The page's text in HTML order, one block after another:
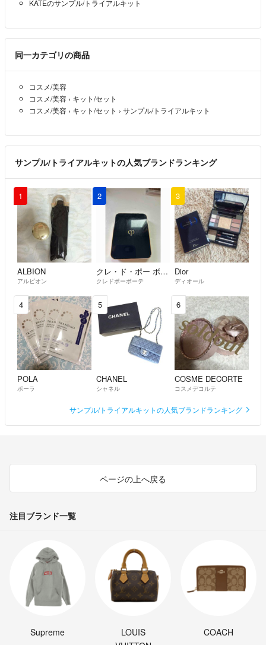
腹立たしくもあります。
小さい子供がいます、仕事してます、等の忙しさを理由に連絡ができな
いと書かれる方がおられます。それは大事な事で子供、仕事、家事等最
優先で当たり前です。
しかしながら、取引上、購入されたのなら一言のご連絡は出来ないもの
でしょうか。人格を疑います。
悪い評価はつけませんが、そういう方に悪評を頂いたので、取引は控え
たいと思うばかりです。
KATEのサンプル/トライアルキット
同一カテゴリの商品
コスメ/美容
コスメ/美容 › キット/セット
コスメ/美容 › キット/セット › サンプル/トライアルキット
サンプル/トライアルキットの人気ブランドランキング
1
ALBION
アルビオン
2
クレ・ド・ポー ボーテ
クレドポーボーテ
3
Dior
ディオール
4
POLA
ポーラ
5
CHANEL
シャネル
6
COSME DECORTE
コスメデコルテ
サンプル/トライアルキットの人気ブランドランキング
ページの上へ戻る
注目ブランド一覧
Supreme
LOUIS
COACH